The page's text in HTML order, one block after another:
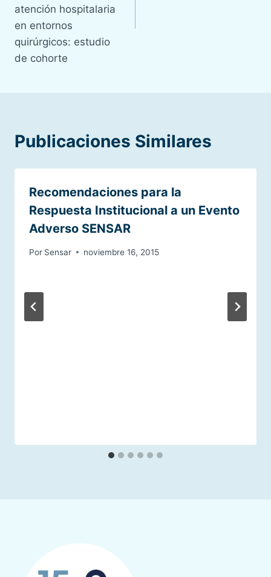
atención hospitalaria
en entornos
quirúrgicos: estudio
de cohorte
Publicaciones Similares
Recomendaciones para la
Respuesta Institucional a un Evento
Adverso SENSAR
Por Sensar noviembre 16, 2015